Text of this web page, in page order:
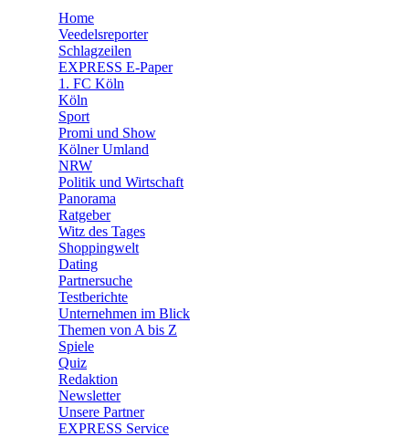
🛒 Shoppingwelt
Home
Veedelsreporter
Schlagzeilen
EXPRESS E-Paper
1. FC Köln
Köln
Sport
Promi und Show
Kölner Umland
NRW
Politik und Wirtschaft
Panorama
Ratgeber
Witz des Tages
Shoppingwelt
Dating
Partnersuche
Testberichte
Unternehmen im Blick
Themen von A bis Z
Spiele
Quiz
Redaktion
Newsletter
Unsere Partner
EXPRESS Service